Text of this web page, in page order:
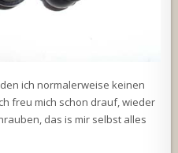
ich normalerweise keinen
freu mich schon drauf, wieder
das is mir selbst alles